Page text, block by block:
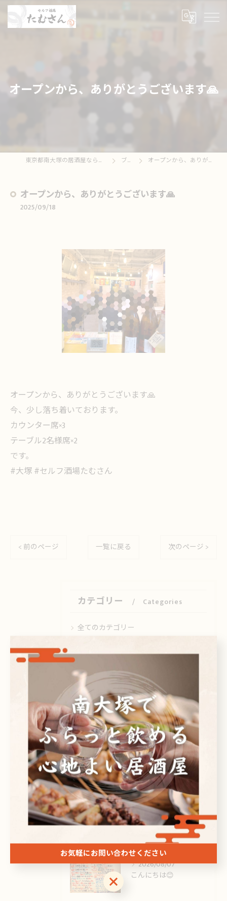
オープンから、ありがとうございます🙏
東京都南大塚の居酒屋ならセルフ酒場たむさん ブログ オープンから、ありがとうございます🙏
オープンから、ありがとうございます🙏
2025/09/18
オープンから、ありがとうございます🙏
今、少し落ち着いております。
カウンター席×3
テーブル2名様席×2
です。
#大塚 #セルフ酒場たむさん
< 前のページ 一覧に戻る 次のページ >
カテゴリー Categories
全てのカテゴリー
焼酎
刺身
ドリンク
最近の投稿 Recent Posts
2026/08/08
お疲れ様です。
2026/08/07
こんにちは😊
お気軽にお問い合わせください
お気軽にお問い合わせください